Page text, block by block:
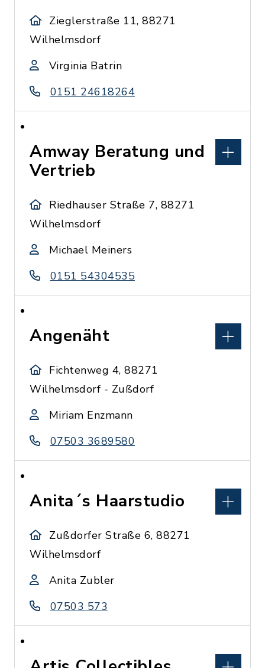
Zieglerstraße 11, 88271
Wilhelmsdorf
Virginia Batrin
0151 24618264
Amway Beratung und
Vertrieb
Riedhauser Straße 7, 88271
Wilhelmsdorf
Michael Meiners
0151 54304535
Angenäht
Fichtenweg 4, 88271
Wilhelmsdorf - Zußdorf
Miriam Enzmann
07503 3689580
Anita´s Haarstudio
Zußdorfer Straße 6, 88271
Wilhelmsdorf
Anita Zubler
07503 573